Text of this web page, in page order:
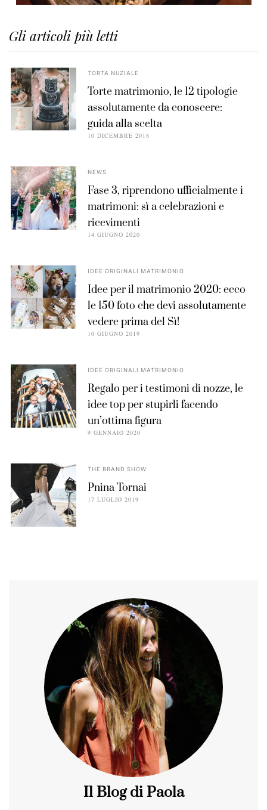
Gli articoli più letti
TORTA NUZIALE
Torte matrimonio, le 12 tipologie
assolutamente da conoscere:
guida alla scelta
10 DICEMBRE 2018
NEWS
Fase 3, riprendono ufficialmente i
matrimoni: sì a celebrazioni e
ricevimenti
14 GIUGNO 2020
IDEE ORIGINALI MATRIMONIO
Idee per il matrimonio 2020: ecco
le 150 foto che devi assolutamente
vedere prima del Sì!
10 GIUGNO 2019
IDEE ORIGINALI MATRIMONIO
Regalo per i testimoni di nozze, le
idee top per stupirli facendo
un’ottima figura
9 GENNAIO 2020
THE BRAND SHOW
Pnina Tornai
17 LUGLIO 2019
Il Blog di Paola